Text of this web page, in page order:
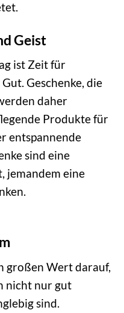
Geist
ist Zeit für
Geschenke, die
daher
Produkte für
entspannende
sind eine
jemandem eine
großen Wert darauf,
nicht nur gut
sind.